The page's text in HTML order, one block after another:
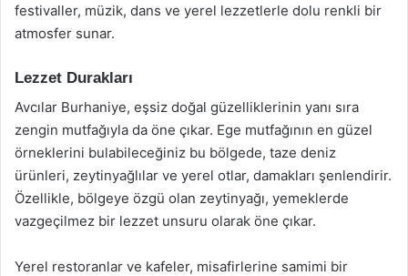
festivaller, müzik, dans ve yerel lezzetlerle dolu renkli bir
atmosfer sunar.
Lezzet Durakları
Avcılar Burhaniye, eşsiz doğal güzelliklerinin yanı sıra
zengin mutfağıyla da öne çıkar. Ege mutfağının en güzel
örneklerini bulabileceğiniz bu bölgede, taze deniz
ürünleri, zeytinyağlılar ve yerel otlar, damakları şenlendirir.
Özellikle, bölgeye özgü olan zeytinyağı, yemeklerde
vazgeçilmez bir lezzet unsuru olarak öne çıkar.
Yerel restoranlar ve kafeler, misafirlerine samimi bir